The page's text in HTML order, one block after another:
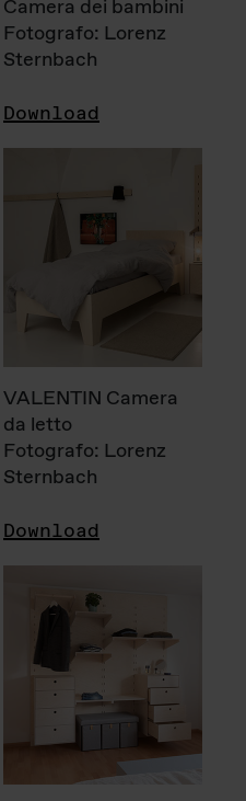
Camera dei bambini
Fotografo: Lorenz
Sternbach
Download
VALENTIN Camera
da letto
Fotografo: Lorenz
Sternbach
Download